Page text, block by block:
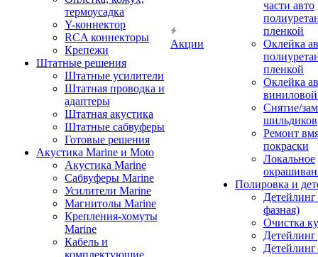
термоусадка
Y-коннектор
RCA коннекторы
Крепежи
Штатные решения
Штатные усилители
Штатная проводка и
адаптеры
Штатная акустика
Штатные сабвуферы
Готовые решения
Акустика Marine и Moto
Акустика Marine
Сабвуферы Marine
Усилители Marine
Магнитолы Marine
Крепления-хомуты
Marine
Кабель и
комплектующие
Акции
части авто
пленкой
Оклейка
пленкой
Оклейка
Снятие/
шильдиков
Ремонт
покраски
Локальное
Полировка и
фазная)
Очистка
Детейлинг